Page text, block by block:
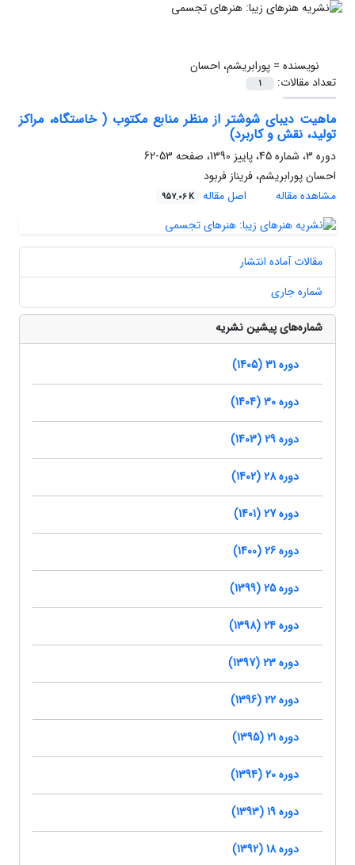
نویسنده =پورابریشم، احسان
تعداد مقالات:
1
ماهیت دیبای شوشتر از منظر منابع مکتوب ( خاستگاه، مراکز
تولید، نقش و کاربرد)
دوره 3، شماره 45، پاییز 1390، صفحه
53-62
احسان پورابریشم، فریناز فربود
مشاهده مقاله
اصل مقاله 957.06 K
مقالات آماده انتشار
شماره جاری
شماره‌های پیشین نشریه
دوره 31 (1405)
دوره 30 (1404)
دوره 29 (1403)
دوره 28 (1402)
دوره 27 (1401)
دوره 26 (1400)
دوره 25 (1399)
دوره 24 (1398)
دوره 23 (1397)
دوره 22 (1396)
دوره 21 (1395)
دوره 20 (1394)
دوره 19 (1393)
دوره 18 (1392)